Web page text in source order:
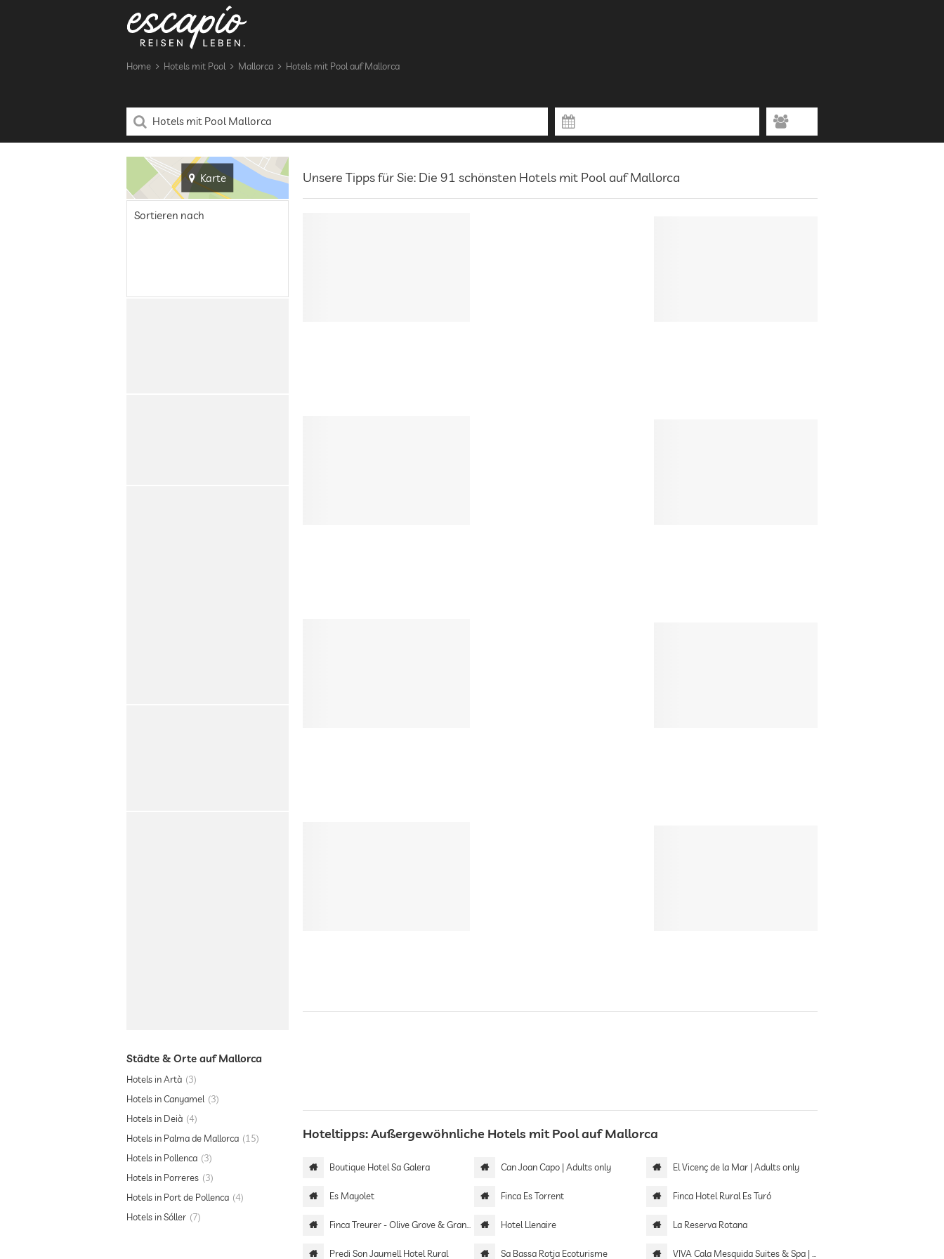
Home Hotels mit Pool Mallorca Hotels mit Pool auf Mallorca
Karte Unsere Tipps für Sie: Die 91 schönsten Hotels mit Pool auf Mallorca
Sortieren nach
Städte & Orte auf Mallorca
Hotels in Artà
3
Hotels in Canyamel
3
Hotels in Deià 4
Hotels in Palma de Mallorca
15
Hotels in Pollenca
3
Hotels in Porreres
3
Hotels in Port de Pollenca 4
Hotels in Sóller
7
Hoteltipps: Außergewöhnliche Hotels mit Pool auf Mallorca
Boutique Hotel Sa Galera Can Joan Capo | Adults only El Vicenç de la Mar | Adults only
Es Mayolet Finca Es Torrent Finca Hotel Rural Es Turó
Finca Treurer - Olive Grove & Grand House | Adults only Hotel Llenaire La Reserva Rotana
Predi Son Jaumell Hotel Rural Sa Bassa Rotja Ecoturisme VIVA Cala Mesquida Suites & Spa | Adults only